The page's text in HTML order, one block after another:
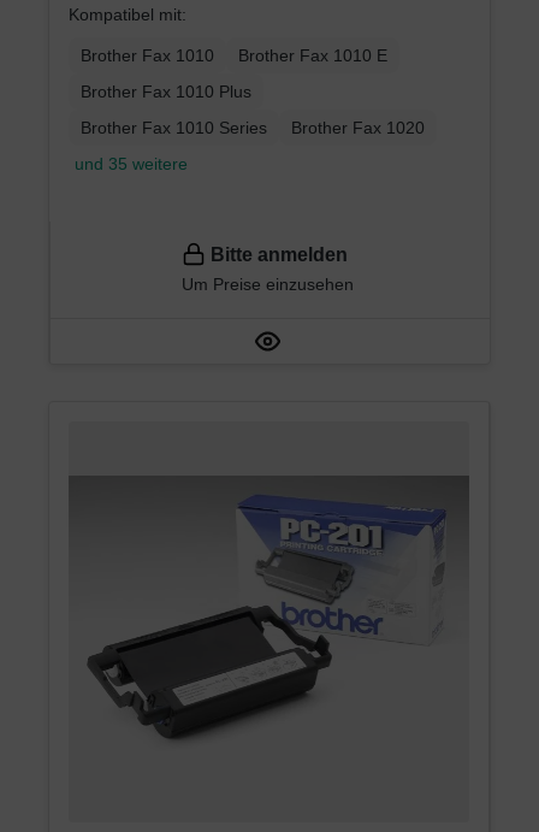
Kompatibel mit:
Brother Fax 1010
Brother Fax 1010 E
Brother Fax 1010 Plus
Brother Fax 1010 Series
Brother Fax 1020
und 35 weitere
Bitte anmelden
Um Preise einzusehen